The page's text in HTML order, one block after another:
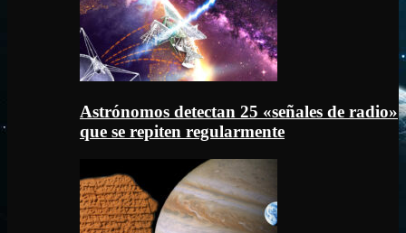
Astrónomos detectan 25 «señales de radio»
que se repiten regularmente